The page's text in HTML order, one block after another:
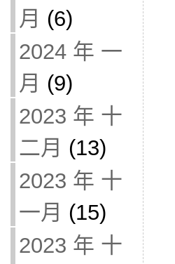
月 (6)
2024 年 一
月 (9)
2023 年 十
二月 (13)
2023 年 十
一月 (15)
2023 年 十